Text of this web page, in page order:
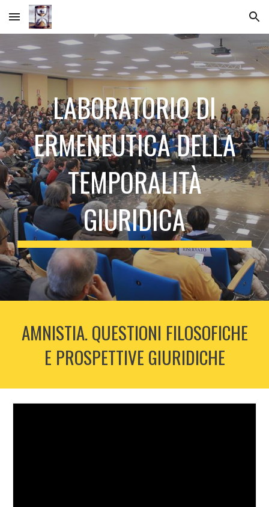
Skip to main content Skip to navigation
LABORATORIO DI
ERMENEUTICA DELLA
TEMPORALITÀ
GIURIDICA
AMNISTIA. QUESTIONI FILOSOFICHE
E PROSPETTIVE GIURIDICHE